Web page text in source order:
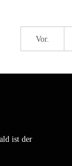
Vor.
ist der